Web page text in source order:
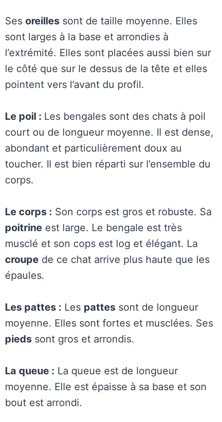
Ses oreilles sont de taille moyenne. Elles
sont larges à la base et arrondies à
l’extrémité. Elles sont placées aussi bien sur
le côté que sur le dessus de la tête et elles
pointent vers l’avant du profil.
Le poil : Les bengales sont des chats à poil
court ou de longueur moyenne. Il est dense,
abondant et particulièrement doux au
toucher. Il est bien réparti sur l’ensemble du
corps.
Le corps : Son corps est gros et robuste. Sa
poitrine est large. Le bengale est très
musclé et son cops est log et élégant. La
croupe de ce chat arrive plus haute que les
épaules.
Les pattes : Les pattes sont de longueur
moyenne. Elles sont fortes et musclées. Ses
pieds sont gros et arrondis.
La queue : La queue est de longueur
moyenne. Elle est épaisse à sa base et son
bout est arrondi.